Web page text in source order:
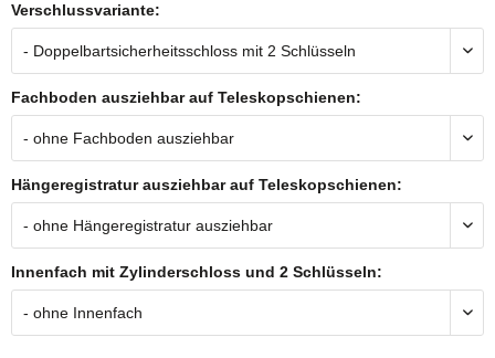
Verschlussvariante:
Fachboden ausziehbar auf Teleskopschienen:
Hängeregistratur ausziehbar auf Teleskopschienen:
Innenfach mit Zylinderschloss und 2 Schlüsseln: